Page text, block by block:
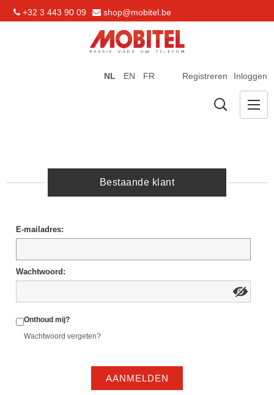
+32 3 443 90 09 shop@mobitel.be
Registreren Inloggen
NL EN FR
Bestaande klant
E-mailadres:
Wachtwoord:
Onthoud mij?
Wachtwoord vergeten?
AANMELDEN